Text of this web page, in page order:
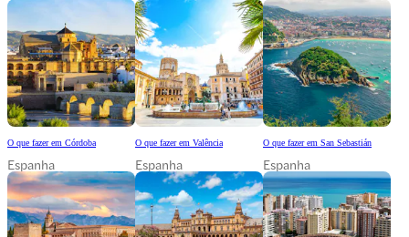
O que fazer em Córdoba
Espanha
O que fazer em Valência
Espanha
O que fazer em San Sebastián
Espanha